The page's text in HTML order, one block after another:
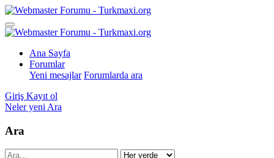
Ana Sayfa
Forumlar
Yeni mesajlar Forumlarda ara
Giriş Kayıt ol
Neler yeni Ara
Ara